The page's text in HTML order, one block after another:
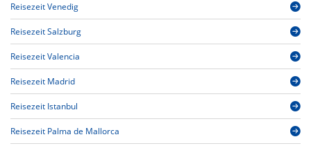
Reisezeit Venedig
Reisezeit Salzburg
Reisezeit Valencia
Reisezeit Madrid
Reisezeit Istanbul
Reisezeit Palma de Mallorca